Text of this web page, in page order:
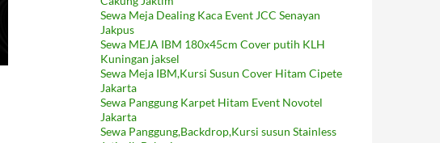
Sewa Meja Dealing Kaca Event JCC Senayan
Jakpus
Sewa MEJA IBM 180x45cm Cover putih KLH
Kuningan jaksel
Sewa Meja IBM,Kursi Susun Cover Hitam Cipete
Jakarta
Sewa Panggung Karpet Hitam Event Novotel
Jakarta
Sewa Panggung,Backdrop,Kursi susun Stainless